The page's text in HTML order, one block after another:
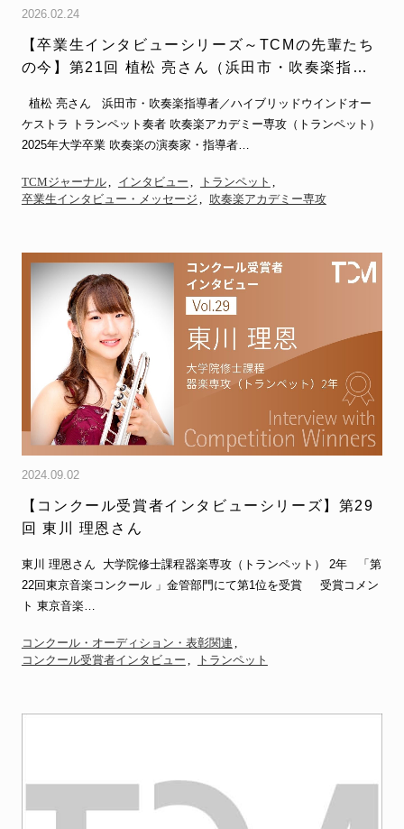
2026.02.24
【卒業生インタビューシリーズ～TCMの先輩たち
の今】第21回 植松 亮さん（浜田市・吹奏楽指導
植松 亮さん 浜田市・吹奏楽指導者／ハイブリッドウインドオー
ケストラ トランペット奏者 吹奏楽アカデミー専攻（トランペット）
2025年大学卒業 吹奏楽の演奏家・指導者…
TCMジャーナル インタビュー
トランペット
卒業生インタビュー・メッセージ
吹奏楽アカデミー専攻
2024.09.02
【コンクール受賞者インタビューシリーズ】第29
回 東川 理恩さん
東川 理恩さん 大学院修士課程器楽専攻（トランペット） 2年 「第
22回東京音楽コンクール 」金管部門にて第1位を受賞 受賞コメン
ト 東京音楽…
コンクール・オーディション・表彰関連
コンクール受賞者インタビュー
トランペット